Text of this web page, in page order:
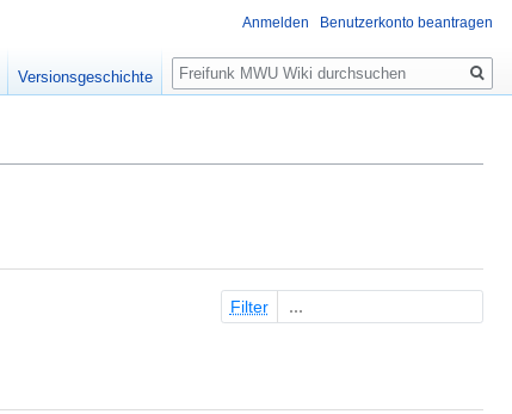
Filter
Anmelden Benutzerkonto beantragen
Versionsgeschichte
Suche